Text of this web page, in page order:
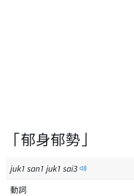
「郁身郁勢」
juk1 san1 juk1 sai3
動詞